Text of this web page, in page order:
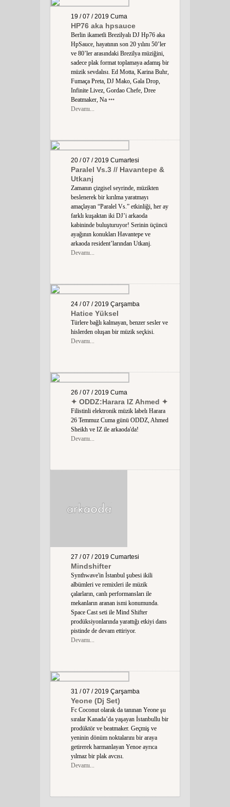
19 / 07 / 2019 Cuma
HP76 aka hpsauce
Berlin ikametli Brezilyalı DJ Hp76 aka
HpSauce, hayatının son 20 yılını 50’ler
ve 80’ler arasındaki Brezilya müziğini,
sadece plak format toplamaya adamış bir
müzik sevdalısı. Ed Motta, Karina Buhr,
Fumaça Preta, DJ Mako, Gala Drop,
Infinite Livez, Gordao Chefe, Dree
Beatmaker, Na •••
Devamı...
20 / 07 / 2019 Cumartesi
Paralel Vs.3 // Havantepe &
Utkanj
Zamanın çizgisel seyrinde, müzikten
beslenerek bir kırılma yaratmayı
amaçlayan “Paralel Vs.” etkinliği, her ay
farklı kuşaktan iki DJ’i arkaoda
kabininde buluşturuyor! Serinin üçüncü
ayağının konukları Havantepe ve
arkaoda resident’larından Utkanj.
Devamı...
24 / 07 / 2019 Çarşamba
Hatice Yüksel
Türlere bağlı kalmayan, benzer sesler ve
hislerden oluşan bir müzik seçkisi.
Devamı...
26 / 07 / 2019 Cuma
✦ ODDZ:Harara IZ Ahmed ✦
Filistinli elektronik müzik labelı Harara
26 Temmuz Cuma günü ODDZ, Ahmed
Sheikh ve IZ ile arkaoda'da!
Devamı...
27 / 07 / 2019 Cumartesi
Mindshifter
Synthwave'in İstanbul şubesi ikili
albümleri ve remixleri ile müzik
çalarların, canlı performansları ile
mekanların aranan ismi konumunda.
Space Cast seti ile Mind Shifter
prodüksiyonlarında yarattığı etkiyi dans
pistinde de devam ettiriyor.
Devamı...
31 / 07 / 2019 Çarşamba
Yeone (Dj Set)
Fc Coconut olarak da tanınan Yeone şu
sıralar Kanada’da yaşayan İstanbullu bir
prodüktör ve beatmaker. Geçmiş ve
yeninin dönüm noktalarını bir araya
getirerek harmanlayan Yenoe ayrıca
yılmaz bir plak avcısı.
Devamı...